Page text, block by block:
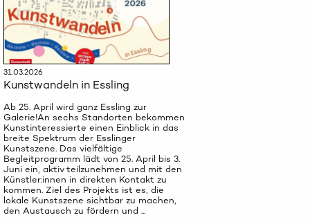
31.03.2026
Kunstwandeln in Essling
Ab 25. April wird ganz Essling zur
Galerie!An sechs Standorten bekommen
Kunstinteressierte einen Einblick in das
breite Spektrum der Esslinger
Kunstszene. Das vielfältige
Begleitprogramm lädt von 25. April bis 3.
Juni ein, aktiv teilzunehmen und mit den
Künstler:innen in direkten Kontakt zu
kommen. Ziel des Projekts ist es, die
lokale Kunstszene sichtbar zu machen,
den Austausch zu fördern und ...